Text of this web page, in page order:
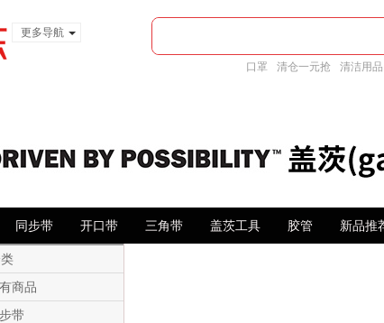
更多导航
口罩 清仓一元抢 清洁用品
同步带 开口带 三角带 盖茨工具 胶管 新品推
商品
带